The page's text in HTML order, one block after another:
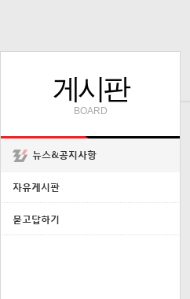
게시판
BOARD
뉴스&공지사항
자유게시판
묻고답하기